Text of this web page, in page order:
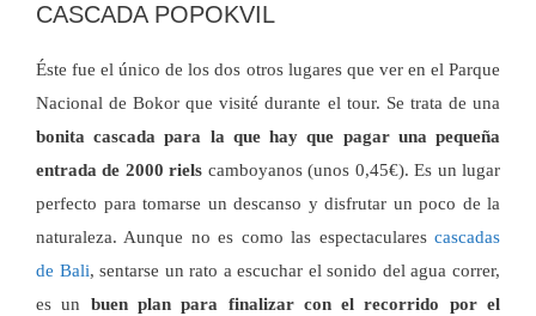
CASCADA POPOKVIL
Éste fue el único de los dos otros lugares que ver en el Parque
Nacional de Bokor que visité durante el tour. Se trata de una
bonita cascada para la que hay que pagar una pequeña
entrada de 2000 riels camboyanos (unos 0,45€). Es un lugar
perfecto para tomarse un descanso y disfrutar un poco de la
naturaleza. Aunque no es como las espectaculares cascadas
de Bali, sentarse un rato a escuchar el sonido del agua correr,
es un buen plan para finalizar con el recorrido por el